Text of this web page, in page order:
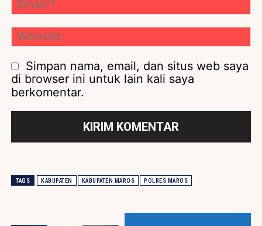
Simpan nama, email, dan situs web saya
di browser ini untuk lain kali saya
berkomentar.
TAGS KABUPATEN KABUPATEN MAROS POLRES MAROS